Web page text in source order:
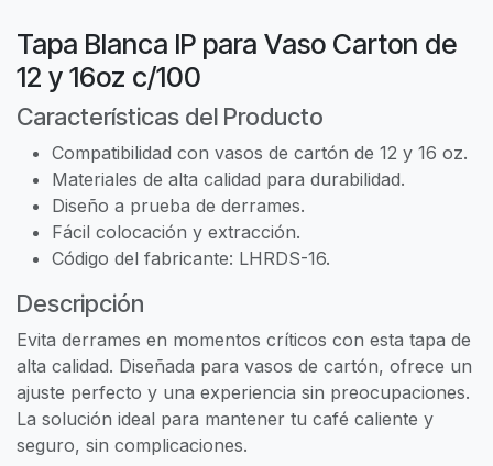
Tapa Blanca IP para Vaso Carton de
12 y 16oz c/100
Características del Producto
Compatibilidad con vasos de cartón de 12 y 16 oz.
Materiales de alta calidad para durabilidad.
Diseño a prueba de derrames.
Fácil colocación y extracción.
Código del fabricante: LHRDS-16.
Descripción
Evita derrames en momentos críticos con esta tapa de
alta calidad. Diseñada para vasos de cartón, ofrece un
ajuste perfecto y una experiencia sin preocupaciones.
La solución ideal para mantener tu café caliente y
seguro, sin complicaciones.